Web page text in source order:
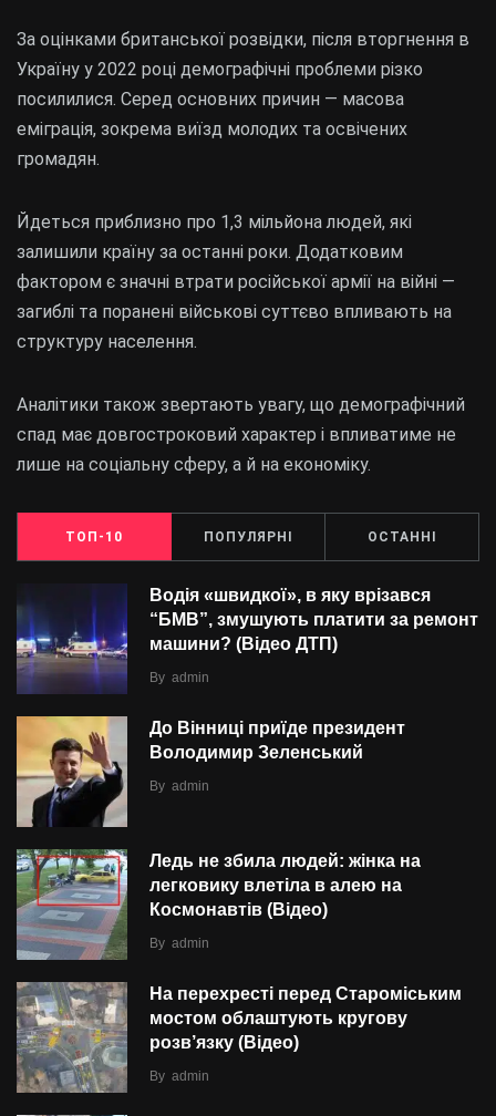
За оцінками британської розвідки, після вторгнення в
Україну у 2022 році демографічні проблеми різко
посилилися. Серед основних причин — масова
еміграція, зокрема виїзд молодих та освічених
громадян.
Йдеться приблизно про 1,3 мільйона людей, які
залишили країну за останні роки. Додатковим
фактором є значні втрати російської армії на війні —
загиблі та поранені військові суттєво впливають на
структуру населення.
Аналітики також звертають увагу, що демографічний
спад має довгостроковий характер і впливатиме не
лише на соціальну сферу, а й на економіку.
ТОП-10 ПОПУЛЯРНІ ОСТАННІ
Водія «швидкої», в яку врізався
“БMВ”, змушують платити за ремонт
машини? (Відео ДТП)
By admin
До Вінниці приїде президент
Володимир Зеленський
By admin
Ледь не збила людей: жінка на
легковику влетіла в алею на
Космонавтів (Відео)
By admin
На перехресті перед Староміським
мостом облаштують кругову
розв’язку (Відео)
By admin